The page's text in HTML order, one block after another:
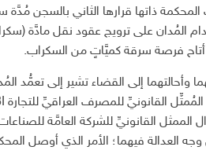
المحكمة ذاتها قرارها الثاني بالسجن
إقدام المُدان على ترويج عقود نقل مادَّة
فرصة سرقة كميَّاتٍ من السكراب.
وأحالتهما إلى القضاء تشير إلى تعمُّد
القانونيِّ للشركة العامَّة
العدالة فيهما؛ الأمر الذي أوصل